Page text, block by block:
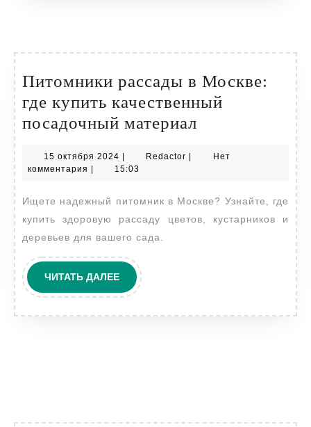
Питомники рассады в Москве:
где купить качественный
посадочный материал
где
купить
качественный
15 октября 2024 15
октября
Redactor Redactor
Нет
комментария
15:03
Ищете надежный питомник в Москве? Узнайте, где
купить здоровую рассаду цветов, кустарников и
деревьев для вашего сада.
ЧИТАТЬ ДАЛЕЕЧИТАТЬ
ДАЛЕЕ